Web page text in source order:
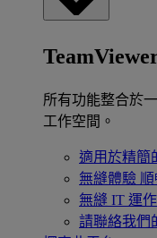
所有功能整合於
工作空間。
適用於精簡
無縫體驗
無縫 IT 運作
請聯絡我們